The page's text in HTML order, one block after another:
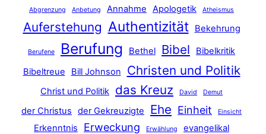
Abgrenzung Anbetung Annahme Apologetik Atheismus
Auferstehung Authentizität Bekehrung
Berufene Berufung Bethel Bibel
Bibelkritik
Bibeltreue
Bill Johnson Christen und Politik
Christ und Politik das Kreuz David Demut
der Christus der Gekreuzigte Ehe Einheit Einsicht
Erkenntnis Erweckung Erwählung evangelikal